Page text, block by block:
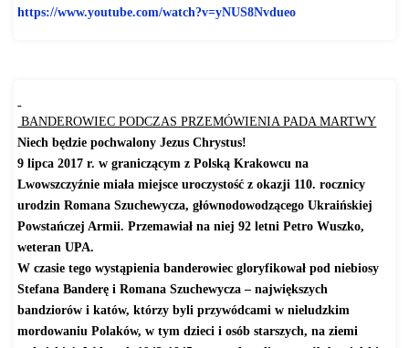
https://www.youtube.com/watch?v=yNUS8Nvdueo
BANDEROWIEC PODCZAS PRZEMÓWIENIA PADA MARTWY
Niech będzie pochwalony Jezus Chrystus!
9 lipca 2017 r. w graniczącym z Polską Krakowcu na
Lwowszczyźnie miała miejsce uroczystość z okazji 110. rocznicy
urodzin Romana Szuchewycza, głównodowodzącego Ukraińskiej
Powstańczej Armii. Przemawiał na niej 92 letni Petro Wuszko,
weteran UPA.
W czasie tego wystąpienia banderowiec gloryfikował pod niebiosy
Stefana Banderę i Romana Szuchewycza – największych
bandziorów i katów, którzy byli przywódcami w nieludzkim
mordowaniu Polaków, w tym dzieci i osób starszych, na ziemi